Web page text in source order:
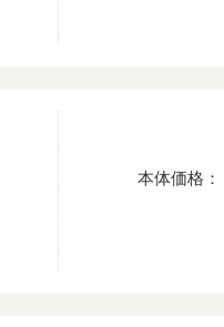
本体価格：